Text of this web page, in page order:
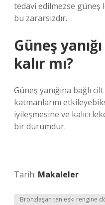
tedavi edilmezse güneş
bu zararsızdır.
Güneş
kalır mı?
Güneş yanığına bağlı
katmanlarını
iyileşmesine ve kalıcı
bir durumdur.
Tarih: Makaleler
Bronzlaşan ten eski rengine